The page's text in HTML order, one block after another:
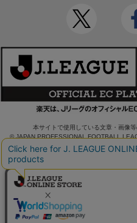
本サイトで使用している文章・画像
© JAPAN PROFESSIONAL FOOTBALL